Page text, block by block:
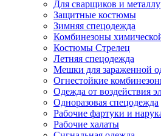
Для сварщиков и
Защитные костюмы
Зимняя спецодежда
Комбинезоны
Костюмы Стрелец
Летняя спецодежда
Мешки для зараженной
Огнестойкие
Одежда от воздействия
Одноразовая спецодежда
Рабочие фартуки и
Рабочие халаты